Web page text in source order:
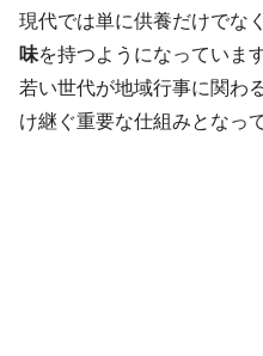
現代では単に供養だけでなく
味を持つようになっています
若い世代が地域行事に関わ
け継ぐ重要な仕組みとなっ